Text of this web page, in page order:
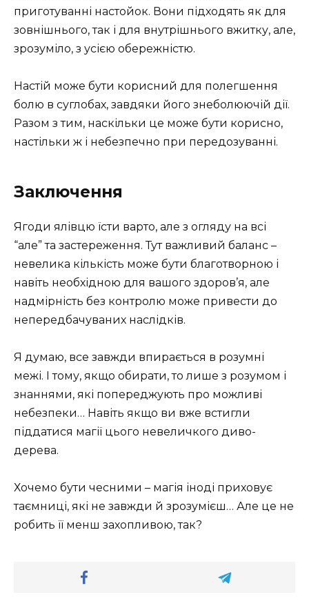
приготуванні настойок. Вони підходять як для
зовнішнього, так і для внутрішнього вжитку, але,
зрозуміло, з усією обережністю.
Настій може бути корисний для полегшення
болю в суглобах, завдяки його знеболюючій дії.
Разом з тим, наскільки це може бути корисно,
настільки ж і небезпечно при передозуванні.
Заключення
Ягоди ялівцю їсти варто, але з огляду на всі
“але” та застереження. Тут важливий баланс –
невелика кількість може бути благотворною і
навіть необхідною для вашого здоров’я, але
надмірність без контролю може привести до
непередбачуваних наслідків.
Я думаю, все завжди впирається в розумні
межі. І тому, якщо обирати, то лише з розумом і
знаннями, які попереджують про можливі
небезпеки… Навіть якщо ви вже встигли
піддатися магії цього невеличкого диво-
дерева.
Хочемо бути чесними – магія іноді приховує
таємниці, які не завжди й зрозумієш… Але це не
робить її менш захопливою, так?